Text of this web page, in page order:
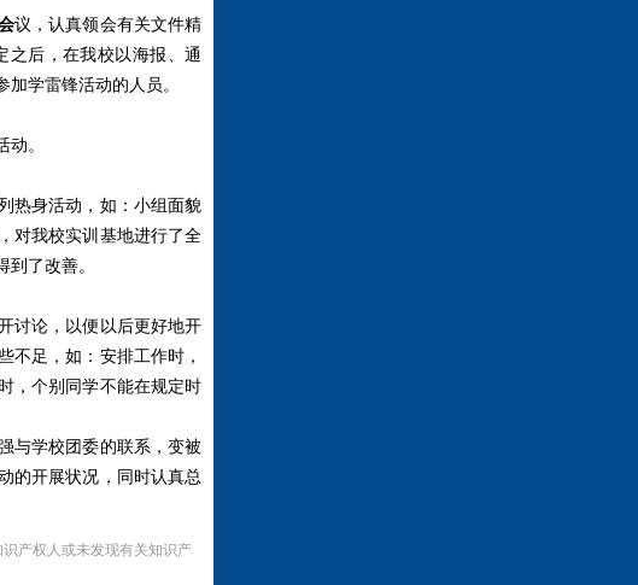
议，认真领会有关文件精
之后，在我校以海报、通
学雷锋活动的人员。
。
身活动，如：小组面貌
对我校实训基地进行了全
了改善。
讨论，以便以后更好地开
不足，如：安排工作时，
，个别同学不能在规定时
学校团委的联系，变被
的开展状况，同时认真总
产权人或未发现有关知识产